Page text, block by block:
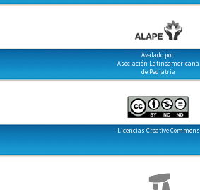
Avalado por:
Asociación Latinoamericana
de Pediatría
Licencias Creative Commons